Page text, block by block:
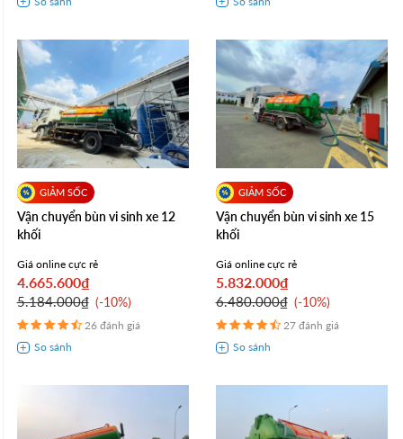
Vận chuyển bùn vi sinh xe 12
khối
Giá online cực rẻ
4.665.600₫
5.184.000₫ -10%
26 đánh giá
Vận chuyển bùn vi sinh xe 15
khối
Giá online cực rẻ
5.832.000₫
6.480.000₫ -10%
27 đánh giá